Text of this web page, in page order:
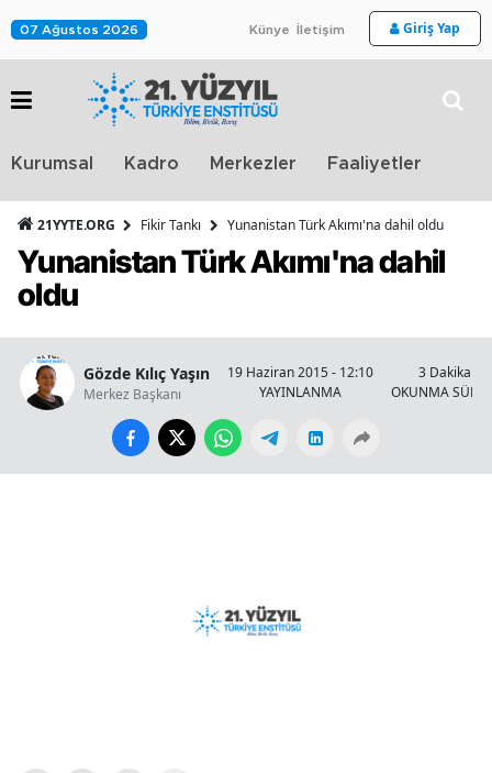
07 Ağustos 2026 Künye İletişim Giriş Yap
Kurumsal Kadro Merkezler Faaliyetler
21YYTE.ORG Fikir Tankı Yunanistan Türk Akımı'na dahil oldu
Yunanistan Türk Akımı'na dahil
oldu
Gözde Kılıç Yaşın
Merkez Başkanı
19 Haziran 2015 - 12:10
YAYINLANMA
3 Dakika
OKUNMA